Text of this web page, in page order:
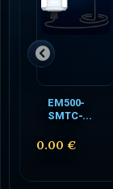
EM500-
SMTC-...
0.00 €